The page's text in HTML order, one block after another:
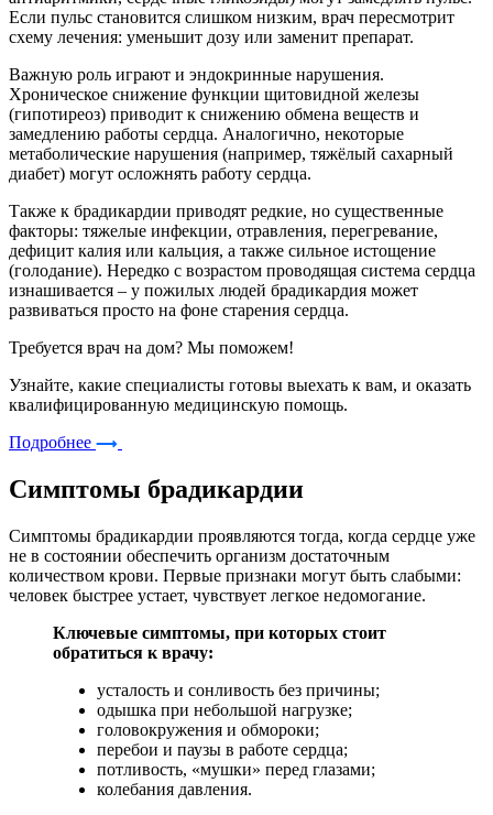
Если пульс становится слишком низким, врач пересмотрит
схему лечения: уменьшит дозу или заменит препарат.
Важную роль играют и эндокринные нарушения.
Хроническое снижение функции щитовидной железы
(гипотиреоз) приводит к снижению обмена веществ и
замедлению работы сердца. Аналогично, некоторые
метаболические нарушения (например, тяжёлый сахарный
диабет) могут осложнять работу сердца.
Также к брадикардии приводят редкие, но существенные
факторы: тяжелые инфекции, отравления, перегревание,
дефицит калия или кальция, а также сильное истощение
(голодание). Нередко с возрастом проводящая система сердца
изнашивается – у пожилых людей брадикардия может
развиваться просто на фоне старения сердца.
Требуется врач на дом? Мы поможем!
Узнайте, какие специалисты готовы выехать к вам, и оказать
квалифицированную медицинскую помощь.
Подробнее
Симптомы брадикардии
Симптомы брадикардии проявляются тогда, когда сердце уже
не в состоянии обеспечить организм достаточным
количеством крови. Первые признаки могут быть слабыми:
человек быстрее устает, чувствует легкое недомогание.
Ключевые симптомы, при которых стоит
обратиться к врачу:
усталость и сонливость без причины;
одышка при небольшой нагрузке;
головокружения и обмороки;
перебои и паузы в работе сердца;
потливость, «мушки» перед глазами;
колебания давления.